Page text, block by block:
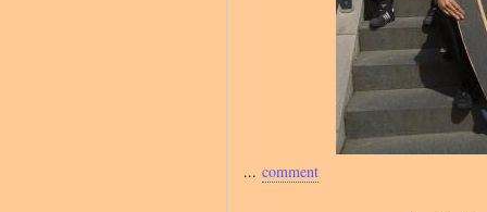
... comment